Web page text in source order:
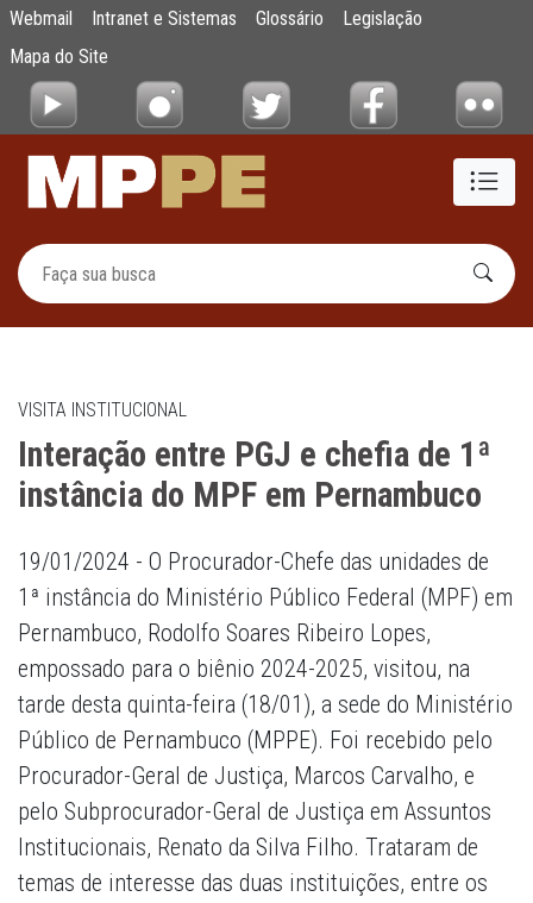
Pular para o Conteúdo principal
Interação entre PGJ e chefia de 1ª
Webmail Intranet e Sistemas Glossário
Legislação
Mapa do Site
VISITA INSTITUCIONAL
Interação entre PGJ e chefia de 1ª
instância do MPF em Pernambuco
19/01/2024 - O Procurador-Chefe das unidades de
1ª instância do Ministério Público Federal (MPF) em
Pernambuco, Rodolfo Soares Ribeiro Lopes,
empossado para o biênio 2024-2025, visitou, na
tarde desta quinta-feira (18/01), a sede do Ministério
Público de Pernambuco (MPPE). Foi recebido pelo
Procurador-Geral de Justiça, Marcos Carvalho, e
pelo Subprocurador-Geral de Justiça em Assuntos
Institucionais, Renato da Silva Filho. Trataram de
temas de interesse das duas instituições, entre os